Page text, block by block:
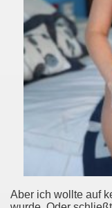
Aber ich wollte auf
Hvordan Har
Tyttö Cum
Sairaala